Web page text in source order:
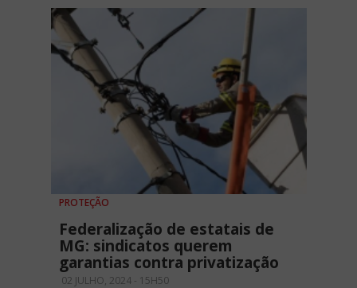
PROTEÇÃO
Federalização de estatais de
MG: sindicatos querem
garantias contra privatização
02 JULHO, 2024 - 15H50